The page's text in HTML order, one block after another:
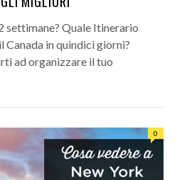
settimane? Quale Itinerario
Canada in quindici giorni?
ad organizzare il tuo
0